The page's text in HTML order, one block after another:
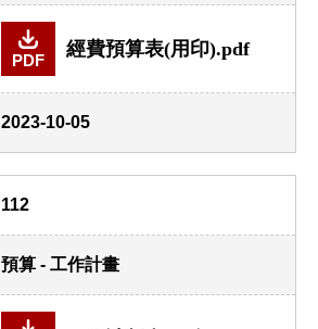
PDF
經費預算表(用印).pdf
2023-10-05
112
預算 - 工作計畫